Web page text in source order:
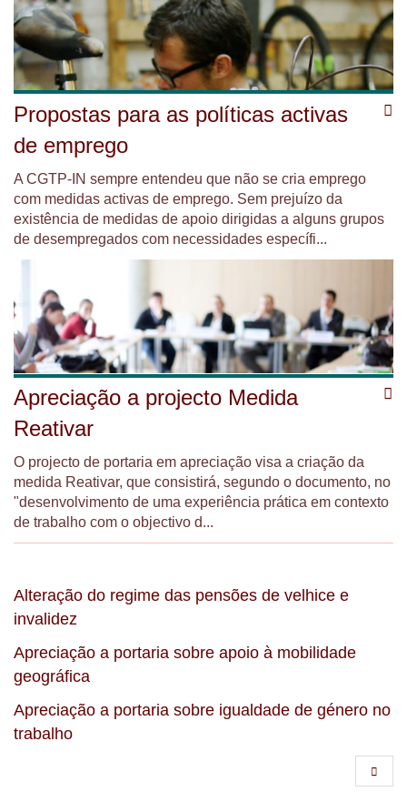
Propostas para as políticas activas
de emprego
A CGTP-IN sempre entendeu que não se cria emprego
com medidas activas de emprego. Sem prejuízo da
existência de medidas de apoio dirigidas a alguns grupos
de desempregados com necessidades específi...
Apreciação a projecto Medida
Reativar
O projecto de portaria em apreciação visa a criação da
medida Reativar, que consistirá, segundo o documento, no
"desenvolvimento de uma experiência prática em contexto
de trabalho com o objectivo d...
Alteração do regime das pensões de velhice e
invalidez
Apreciação a portaria sobre apoio à mobilidade
geográfica
Apreciação a portaria sobre igualdade de género no
trabalho